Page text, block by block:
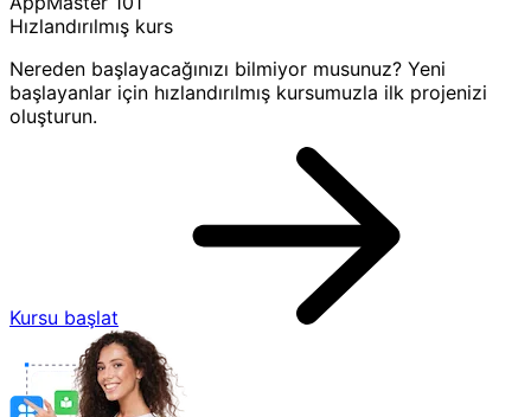
Hızlandırılmış kurs
Nereden başlayacağınızı bilmiyor musunuz? Yeni
başlayanlar için hızlandırılmış kursumuzla ilk projenizi
oluşturun.
Kursu başlat